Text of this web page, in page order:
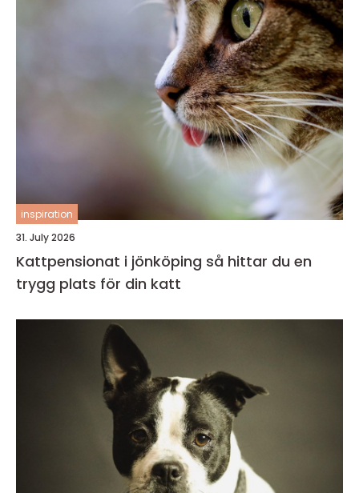
inspiration
31. July 2026
Kattpensionat i jönköping så hittar du en
trygg plats för din katt